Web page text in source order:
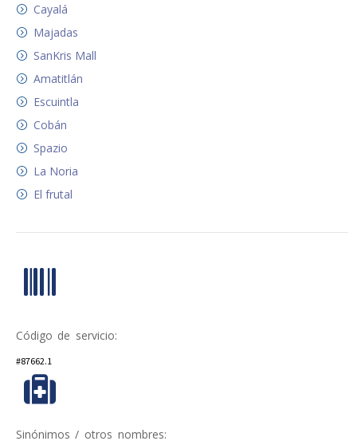
Cayalá
Majadas
SanKris Mall
Amatitlán
Escuintla
Cobán
Spazio
La Noria
El frutal
Código de servicio:
#87662.1
Sinónimos / otros nombres: